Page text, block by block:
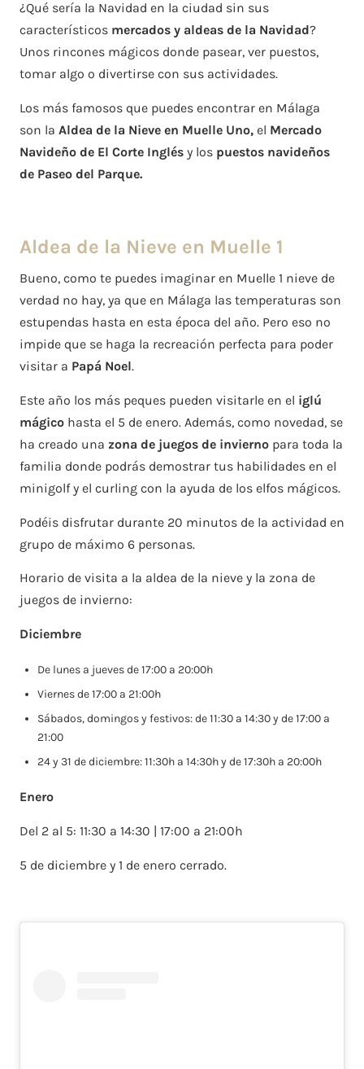
¿Qué sería la Navidad en la ciudad sin sus
característicos mercados y aldeas de la Navidad?
Unos rincones mágicos donde pasear, ver puestos,
tomar algo o divertirse con sus actividades.
Los más famosos que puedes encontrar en Málaga
son la Aldea de la Nieve en Muelle Uno, el Mercado
Navideño de El Corte Inglés y los puestos navideños
de Paseo del Parque.
Aldea de la Nieve en Muelle 1
Bueno, como te puedes imaginar en Muelle 1 nieve de
verdad no hay, ya que en Málaga las temperaturas son
estupendas hasta en esta época del año. Pero eso no
impide que se haga la recreación perfecta para poder
visitar a Papá Noel.
Este año los más peques pueden visitarle en el iglú
mágico hasta el 5 de enero. Además, como novedad, se
ha creado una zona de juegos de invierno para toda la
familia donde podrás demostrar tus habilidades en el
minigolf y el curling con la ayuda de los elfos mágicos.
Podéis disfrutar durante 20 minutos de la actividad en
grupo de máximo 6 personas.
Horario de visita a la aldea de la nieve y la zona de
juegos de invierno:
Diciembre
De lunes a jueves de 17:00 a 20:00h
Viernes de 17:00 a 21:00h
Sábados, domingos y festivos: de 11:30 a 14:30 y de 17:00 a
21:00
24 y 31 de diciembre: 11:30h a 14:30h y de 17:30h a 20:00h
Enero
Del 2 al 5: 11:30 a 14:30 | 17:00 a 21:00h
5 de diciembre y 1 de enero cerrado.